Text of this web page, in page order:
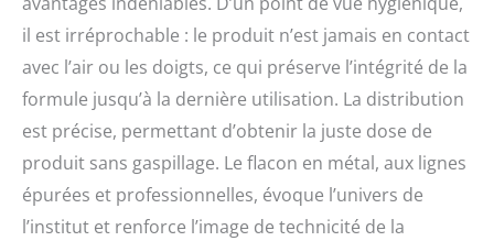
il est irréprochable : le produit n’est jamais en contact
avec l’air ou les doigts, ce qui préserve l’intégrité de la
formule jusqu’à la dernière utilisation. La distribution
est précise, permettant d’obtenir la juste dose de
produit sans gaspillage. Le flacon en métal, aux lignes
épurées et professionnelles, évoque l’univers de
l’institut et renforce l’image de technicité de la